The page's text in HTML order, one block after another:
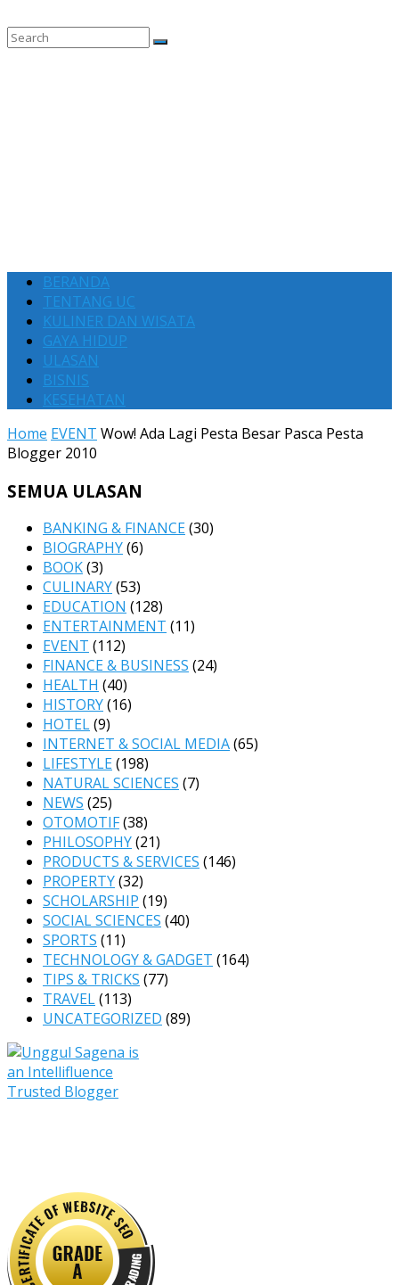
BERANDA
TENTANG UC
KULINER DAN WISATA
GAYA HIDUP
ULASAN
BISNIS
KESEHATAN
Home EVENT Wow! Ada Lagi Pesta Besar Pasca Pesta
Blogger 2010
SEMUA ULASAN
BANKING & FINANCE(30)
BIOGRAPHY(6)
BOOK(3)
CULINARY(53)
EDUCATION (128)
ENTERTAINMENT (11)
EVENT (112)
FINANCE & BUSINESS (24)
HEALTH (40)
HISTORY(16)
HOTEL(9)
INTERNET & SOCIAL MEDIA(65)
LIFESTYLE(198)
NATURAL SCIENCES (7)
NEWS (25)
OTOMOTIF(38)
PHILOSOPHY(21)
PRODUCTS & SERVICES (146)
PROPERTY(32)
SCHOLARSHIP (19)
SOCIAL SCIENCES (40)
SPORTS (11)
TECHNOLOGY & GADGET (164)
TIPS & TRICKS (77)
TRAVEL(113)
UNCATEGORIZED (89)